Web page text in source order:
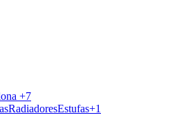
+7
RadiadoresEstufas+1